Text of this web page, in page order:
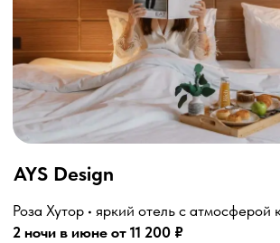
Blanc Hill by Adamand Resort
Красная Поляна • панорамные виды и спокойный отдых
2 ночи в июне от 25 900 ₽
Посмотреть отель